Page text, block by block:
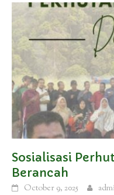
Sosialisasi
Berancah
October 9, 2025